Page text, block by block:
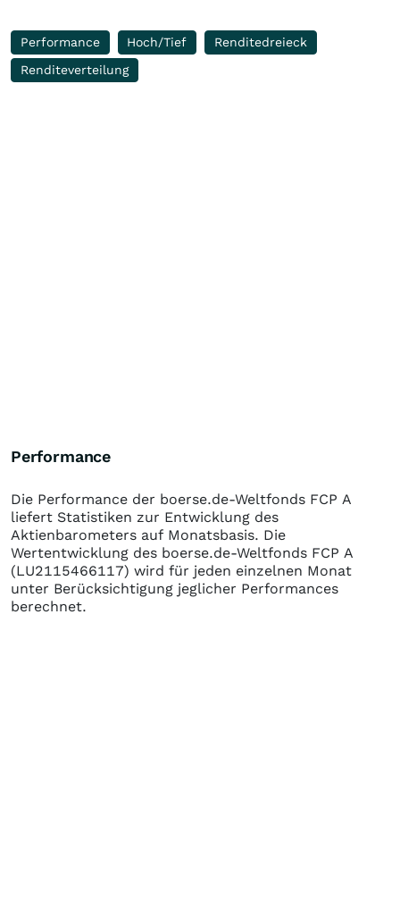
Performance Hoch/Tief
Renditedreieck
Renditeverteilung
Performance
Die Performance der boerse.de-Weltfonds FCP A
liefert Statistiken zur Entwicklung des
Aktienbarometers auf Monatsbasis. Die
Wertentwicklung des boerse.de-Weltfonds FCP A
(LU2115466117) wird für jeden einzelnen Monat
unter Berücksichtigung jeglicher Performances
berechnet.